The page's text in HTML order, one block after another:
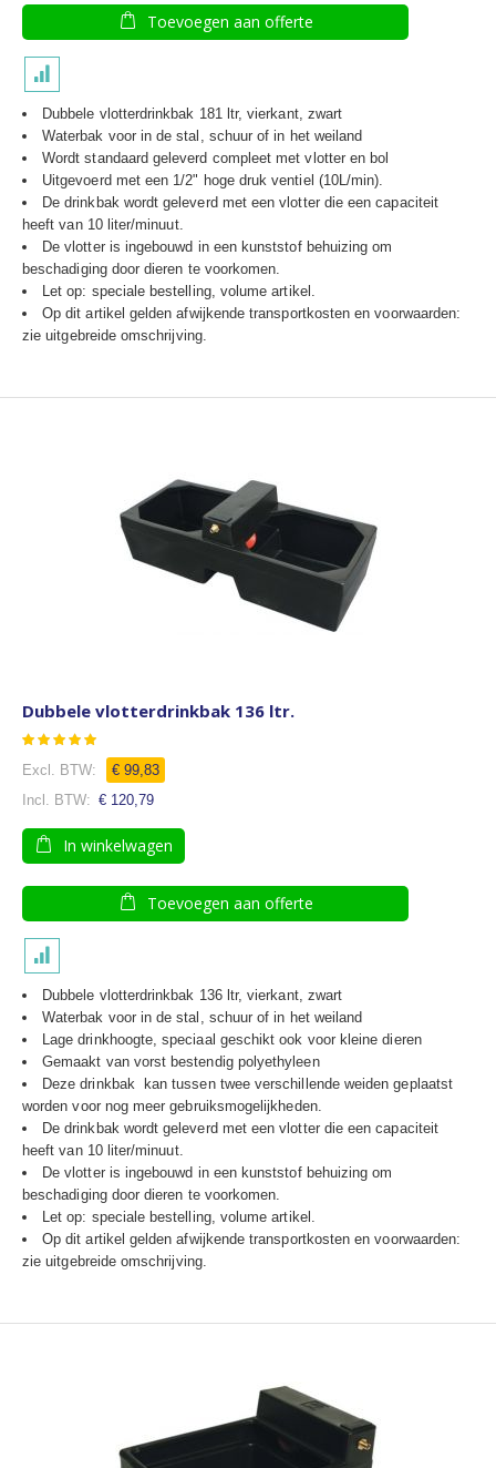
Toevoegen aan offerte
Dubbele vlotterdrinkbak 181 ltr, vierkant, zwart
Waterbak voor in de stal, schuur of in het weiland
Wordt standaard geleverd compleet met vlotter en bol
Uitgevoerd met een 1/2" hoge druk ventiel (10L/min).
De drinkbak wordt geleverd met een vlotter die een capaciteit
heeft van 10 liter/minuut.
De vlotter is ingebouwd in een kunststof behuizing om
beschadiging door dieren te voorkomen.
Let op: speciale bestelling, volume artikel.
Op dit artikel gelden afwijkende transportkosten en voorwaarden:
zie uitgebreide omschrijving.
Dubbele vlotterdrinkbak 136 ltr.
Waardering:
98
100
€ 99,83
€ 120,79
In winkelwagen
Toevoegen aan offerte
Dubbele vlotterdrinkbak 136 ltr, vierkant, zwart
Waterbak voor in de stal, schuur of in het weiland
Lage drinkhoogte, speciaal geschikt ook voor kleine dieren
Gemaakt van vorst bestendig polyethyleen
Deze drinkbak kan tussen twee verschillende weiden geplaatst
worden voor nog meer gebruiksmogelijkheden.
De drinkbak wordt geleverd met een vlotter die een capaciteit
heeft van 10 liter/minuut.
De vlotter is ingebouwd in een kunststof behuizing om
beschadiging door dieren te voorkomen.
Let op: speciale bestelling, volume artikel.
Op dit artikel gelden afwijkende transportkosten en voorwaarden:
zie uitgebreide omschrijving.